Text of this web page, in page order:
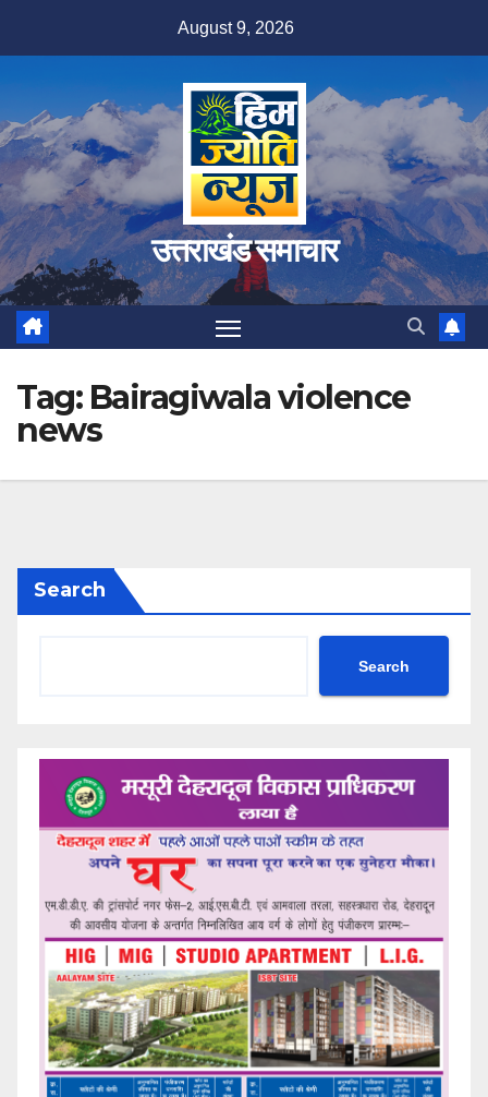
August 9, 2026
उत्तराखंड समाचार
Tag: Bairagiwala violence
news
Search
Search